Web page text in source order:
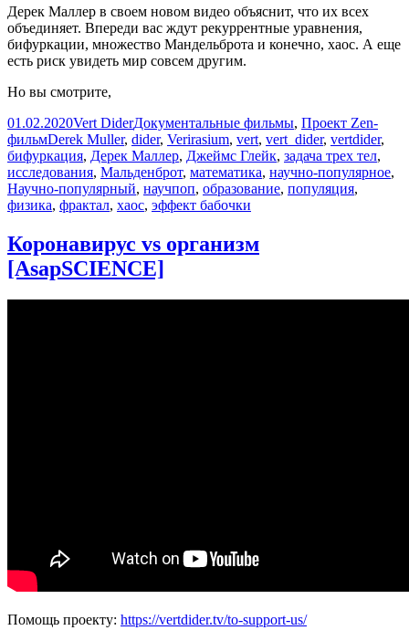
Дерек Маллер в своем новом видео объяснит, что их всех
объединяет. Впереди вас ждут рекуррентные уравнения,
бифуркации, множество Мандельброта и конечно, хаос. А еще
есть риск увидеть мир совсем другим.
Но вы смотрите,
Опубликовано
01.02.2020Автор
Vert DiderРубрики
Документальные фильмы, Проект Zen-
фильмМетки
Derek Muller, dider, Verirasium, vert, vert_dider, vertdider,
бифуркация, Дерек Маллер, Джеймс Глейк, задача трех тел,
исследования, Мальденброт, математика, научно-популярное,
Научно-популярный, научпоп, образование, популяция,
физика, фрактал, хаос, эффект бабочки
Коронавирус vs организм
[AsapSCIENCE]
Помощь проекту: https://vertdider.tv/to-support-us/